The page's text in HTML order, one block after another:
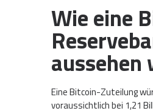
Wie eine
aussehen
Eine Bitcoin-Zuteilung
voraussichtlich bei 1,21